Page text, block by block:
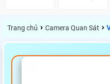
Trang chủ › Camera Quan Sát ›